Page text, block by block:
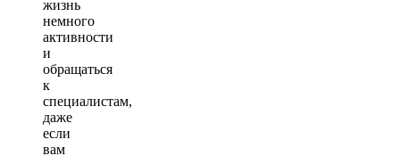
жизнь
немного
активности
и
обращаться
к
специалистам,
даже
если
вам